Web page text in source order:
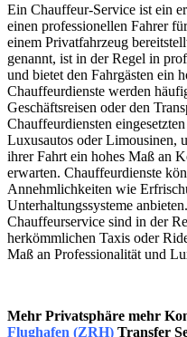
Ein Chauffeur-Service ist ein
einen professionellen Fahrer
einem Privatfahrzeug
genannt, ist in der Regel in
und bietet den Fahrgästen ein
Chauffeurdienste werden
Geschäftsreisen oder den
Chauffeurdiensten
Luxusautos oder Limousinen,
ihrer Fahrt ein hohes Maß an
erwarten. Chauffeurdienste
Annehmlichkeiten wie
Unterhaltungssysteme
Chauffeurservice sind in der
herkömmlichen Taxis oder
Maß an Professionalität und
Mehr Privatsphäre mehr
Flughafen (ZRH) Transfer